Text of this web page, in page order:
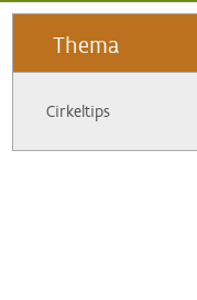
Thema
Cirkeltips